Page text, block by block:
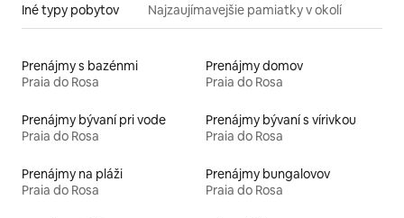
Iné typy pobytov Najzaujímavejšie pamiatky v okolí
Prenájmy s bazénmi
Praia do Rosa
Prenájmy domov
Praia do Rosa
Prenájmy bývaní pri vode
Praia do Rosa
Prenájmy bývaní s vírivkou
Praia do Rosa
Prenájmy na pláži
Praia do Rosa
Prenájmy bungalovov
Praia do Rosa